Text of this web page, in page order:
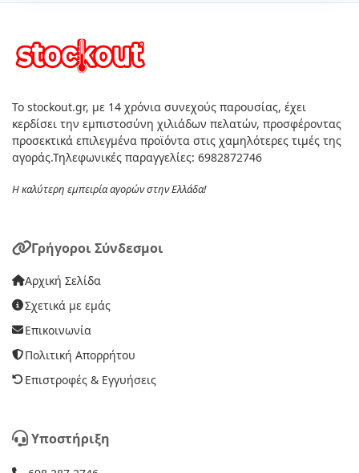
Το stockout.gr, με 14 χρόνια συνεχούς παρουσίας, έχει
κερδίσει την εμπιστοσύνη χιλιάδων πελατών, προσφέροντας
προσεκτικά επιλεγμένα προϊόντα στις χαμηλότερες τιμές της
αγοράς.Τηλεφωνικές παραγγελίες: 6982872746
Η καλύτερη εμπειρία αγορών στην Ελλάδα!
Γρήγοροι Σύνδεσμοι
Αρχική Σελίδα
Σχετικά με εμάς
Επικοινωνία
Πολιτική Απορρήτου
Επιστροφές & Εγγυήσεις
Υποστήριξη